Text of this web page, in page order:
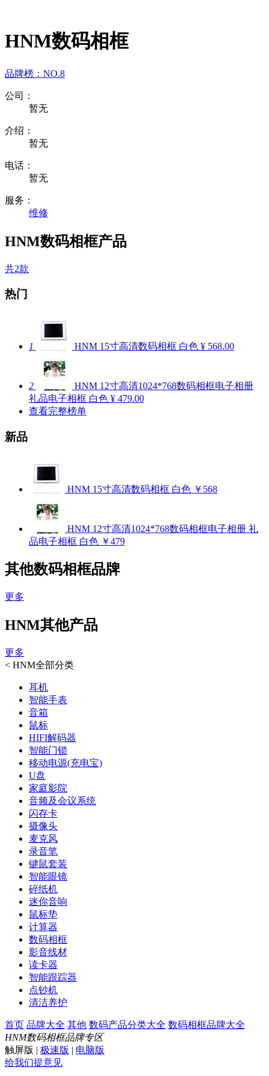
HNM数码相框
品牌榜： NO.8
公司：
暂无
介绍：
暂无
电话：
暂无
服务：
维修
HNM数码相框产品
共2款
热门
1 HNM 15寸高清数码相框 白色 ¥ 568.00
2
HNM 12寸高清1024*768数码相框电子相册
礼品电子相框 白色 ¥ 479.00
查看完整榜单
新品
HNM 15寸高清数码相框 白色 ￥568
HNM 12寸高清1024*768数码相框电子相册 礼
品电子相框 白色 ￥479
其他数码相框品牌
更多
HNM其他产品
更多
< HNM全部分类
耳机
智能手表
音箱
鼠标
HIFI解码器
智能门锁
移动电源(充电宝)
U盘
家庭影院
音频及会议系统
闪存卡
摄像头
麦克风
录音笔
键鼠套装
智能眼镜
碎纸机
迷你音响
鼠标垫
计算器
数码相框
影音线材
读卡器
智能跟踪器
点钞机
清洁养护
首页 品牌大全 其他 数码产品分类大全 数码相框品牌大全
HNM数码相框品牌专区
触屏版 | 极速版 | 电脑版
给我们提意见